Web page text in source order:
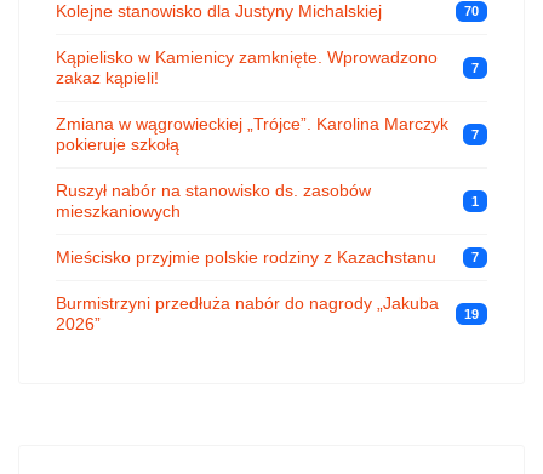
Kolejne stanowisko dla Justyny Michalskiej 70
Kąpielisko w Kamienicy zamknięte. Wprowadzono
zakaz kąpieli!
7
Zmiana w wągrowieckiej „Trójce”. Karolina Marczyk
pokieruje szkołą
7
Ruszył nabór na stanowisko ds. zasobów
mieszkaniowych
1
Mieścisko przyjmie polskie rodziny z Kazachstanu 7
Burmistrzyni przedłuża nabór do nagrody „Jakuba
2026”
19